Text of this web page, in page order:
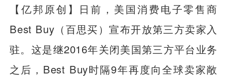
【亿邦原创】日前，美国消费电子零售商
Best Buy（百思买）宣布开放第三方卖家入
驻。这是继2016年关闭美国第三方平台业务
之后，Best Buy时隔9年再度向全球卖家敞